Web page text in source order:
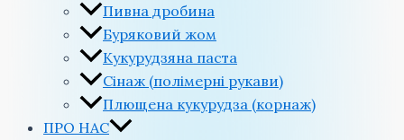
Пивна дробина
Буряковий жом
Кукурудзяна паста
Сінаж (полімерні рукави)
Плющена кукурудза (корнаж)
ПРО НАС